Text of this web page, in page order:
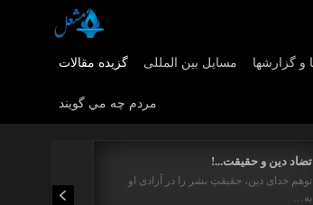
گزیده مقالات مسایل بین المللی و گزارشها
مردم چه مي گويند
تضاد دین و حقیقت...!
توهم خدای دین، حقیقتِ بشر را در آزادی او
به…